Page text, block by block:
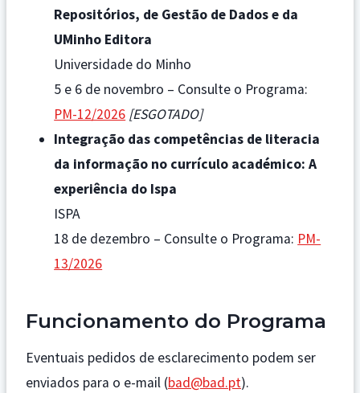
Repositórios, de Gestão de Dados e da
UMinho Editora
Universidade do Minho
5 e 6 de novembro – Consulte o Programa:
PM-12/2026 [ESGOTADO]
Integração das competências de literacia
da informação no currículo académico: A
experiência do Ispa
ISPA
18 de dezembro – Consulte o Programa: PM-
13/2026
Funcionamento do Programa
Eventuais pedidos de esclarecimento podem ser
enviados para o e-mail (bad@bad.pt).